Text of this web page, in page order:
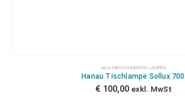
ALLE MEDIZINGERÄTE LAMPEN
Hanau Tischlampe Sollux 700
€100,00 exkl. MwSt